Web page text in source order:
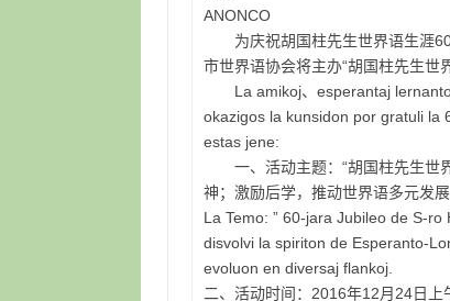
ANONCO
为庆祝胡国柱先生世界语生涯60
市世界语协会将主办“胡国柱先生世
La amikoj、esperantaj lernantoj
okazigos la kunsidon por gratuli la
estas jene:
一、活动主题：“胡国柱先生世界
神；激励后学，推动世界语多元发展
La Temo: ” 60-jara Jubileo de S-
disvolvi la spiriton de Esperanto-
evoluon en diversaj flankoj.
二、活动时间：2016年12月24日